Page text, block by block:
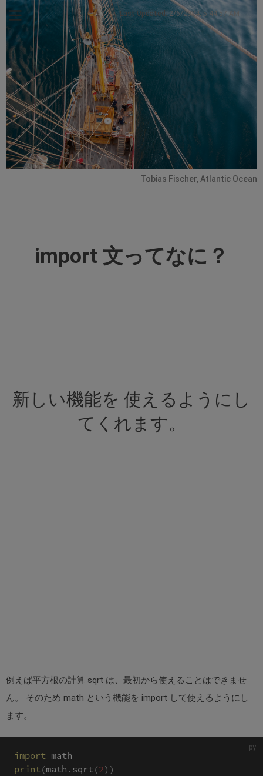
Last Updated: 2/6/2024, 5:44:57 AM
Tobias Fischer, Atlantic Ocean
import 文ってなに？
新しい機能を 使えるようにし
てくれます。
例えば平方根の計算 sqrt は、最初から使えることはできませ
ん。 そのため math という機能を import して使えるようにし
ます。
import
print(math . sqrt(2) )